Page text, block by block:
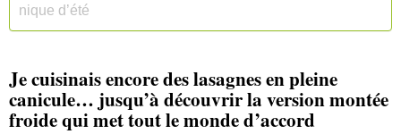
nique d’été
Je cuisinais encore des lasagnes en pleine
canicule… jusqu’à découvrir la version montée
froide qui met tout le monde d’accord